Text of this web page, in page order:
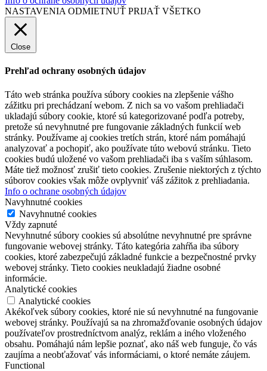
NASTAVENIA ODMIETNUŤ PRIJAŤ VŠETKO
Close
Prehľad ochrany osobných údajov
Táto web stránka používa súbory cookies na zlepšenie vášho
zážitku pri prechádzaní webom. Z nich sa vo vašom prehliadači
ukladajú súbory cookie, ktoré sú kategorizované podľa potreby,
pretože sú nevyhnutné pre fungovanie základných funkcií web
stránky. Používame aj cookies tretích strán, ktoré nám pomáhajú
analyzovať a pochopiť, ako používate túto webovú stránku. Tieto
cookies budú uložené vo vašom prehliadači iba s vaším súhlasom.
Máte tiež možnosť zrušiť tieto cookies. Zrušenie niektorých z týchto
súborov cookies však môže ovplyvniť váš zážitok z prehliadania.
Info o ochrane osobných údajov
Navyhnutné cookies
Navyhnutné cookies
Vždy zapnuté
Nevyhnutné súbory cookies sú absolútne nevyhnutné pre správne
fungovanie webovej stránky. Táto kategória zahŕňa iba súbory
cookies, ktoré zabezpečujú základné funkcie a bezpečnostné prvky
webovej stránky. Tieto cookies neukladajú žiadne osobné
informácie.
Analytické cookies
Analytické cookies
Akékoľvek súbory cookies, ktoré nie sú nevyhnutné na fungovanie
webovej stránky. Používajú sa na zhromažďovanie osobných údajov
používateľov prostredníctvom analýz, reklám a iného vloženého
obsahu. Pomáhajú nám lepšie poznať, ako náš web funguje, čo vás
zaujíma a neobťažovať vás informáciami, o ktoré nemáte záujem.
Functional